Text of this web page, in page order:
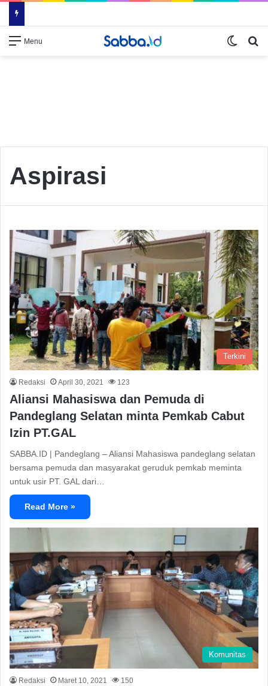
Menu
Aspirasi
Terkini
Redaksi April 30, 2021 123
Aliansi Mahasiswa dan Pemuda di
Pandeglang Selatan minta Pemkab Cabut
Izin PT.GAL
SABBA.ID | Pandeglang – Aliansi Mahasiswa pandeglang selatan
bersama pemuda dan masyarakat geruduk pemkab meminta
untuk usir PT. GAL dari…
Read More »
Komunitas
Redaksi Maret 10, 2021 150